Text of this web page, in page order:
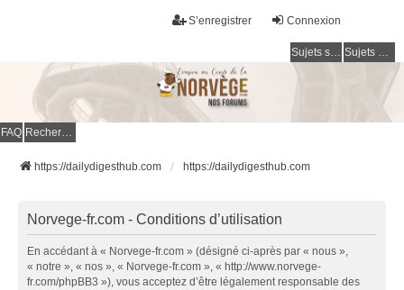
Connexion
S’enregistrer
Sujets sans réponse Sujets actifs
FAQ Rechercher
https://dailydigesthub.com https://dailydigesthub.com
Norvege-fr.com - Conditions d’utilisation
En accédant à « Norvege-fr.com » (désigné ci-après par « nous »,
« notre », « nos », « Norvege-fr.com », « http://www.norvege-
fr.com/phpBB3 »), vous acceptez d’être légalement responsable des